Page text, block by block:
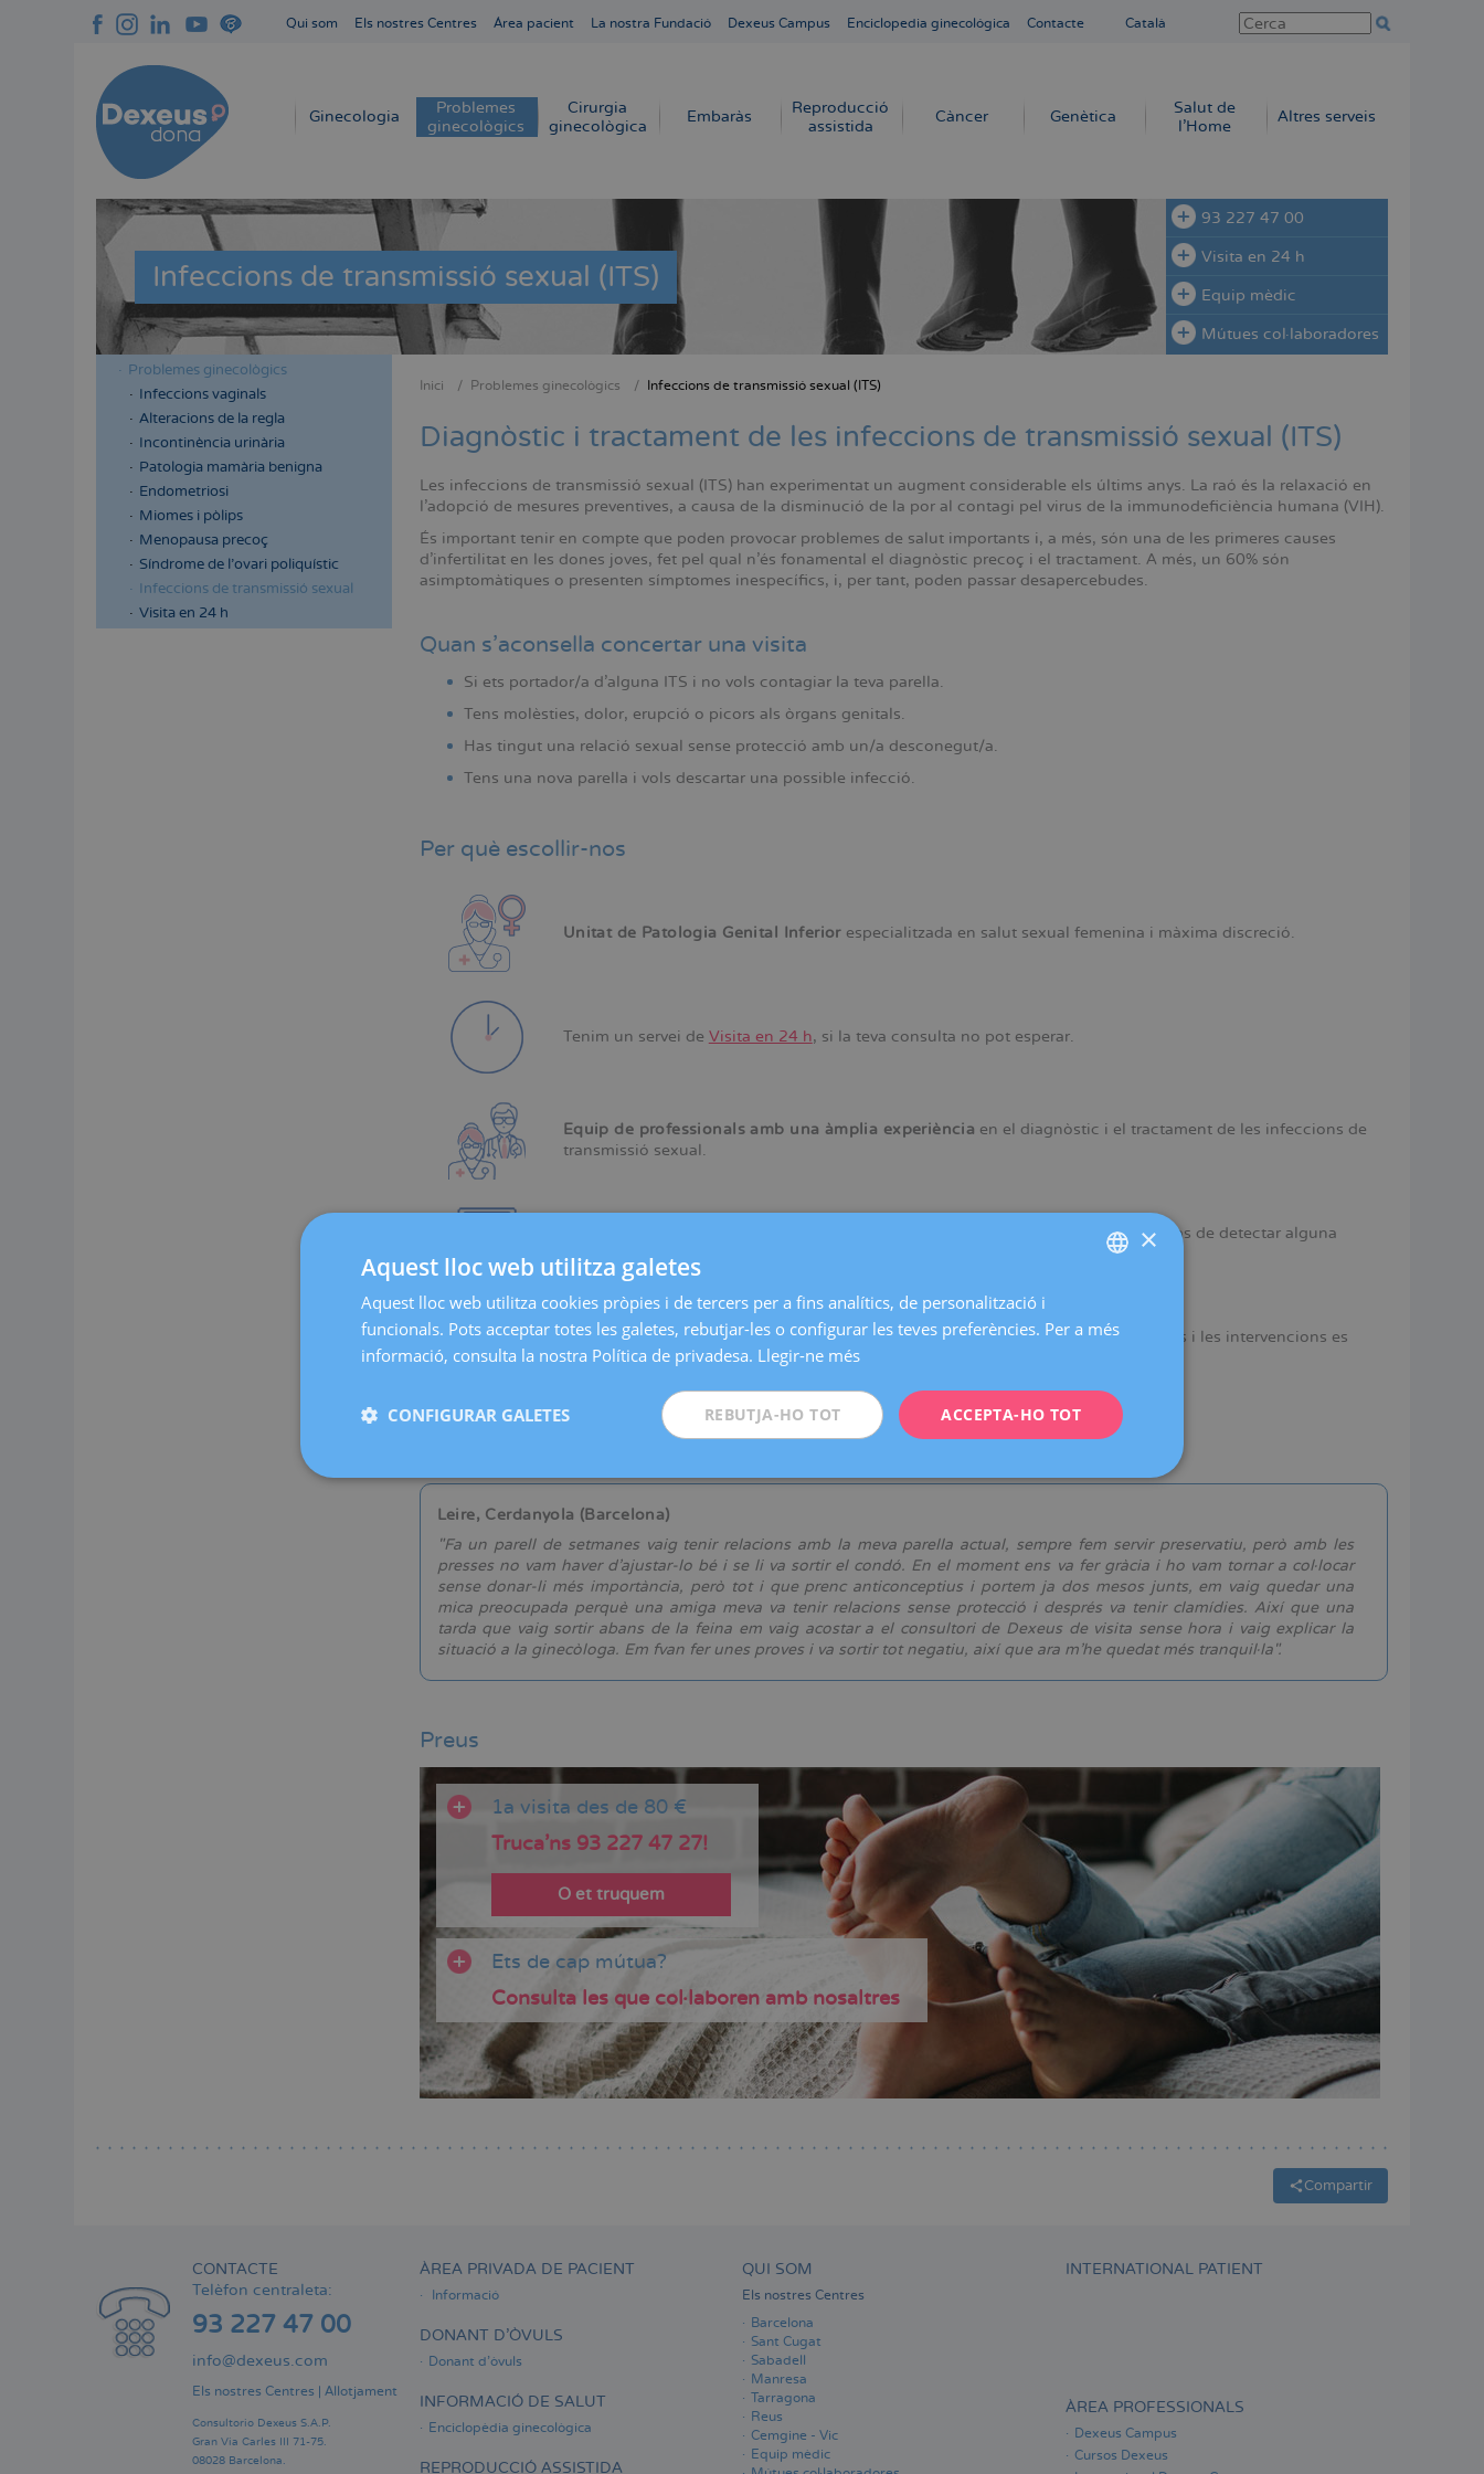
Qui som Els nostres Centres Área pacient La nostra Fundació Dexeus Campus Enciclopedia ginecológica Contacte Català
Navegación
Ginecologia
Problemes
ginecològics
Cirurgia
ginecològica
Embaràs
Reproducció
assistida
Càncer Genètica
Salut de
l'Home
Altres serveis
Infeccions de transmissió sexual (ITS)
93 227 47 00
Visita en 24 h
Equip mèdic
Mútues col·laboradores
Menú
lateral
cabecera
Menú
lateral
principal
Problemes ginecològics
Infeccions vaginals
Alteracions de la regla
Incontinència urinària
Patologia mamària benigna
Endometriosi
Miomes i pòlips
Menopausa precoç
Síndrome de l'ovari poliquístic
Infeccions de transmissió sexual
Visita en 24 h
d'Ariadna
Inici Problemes ginecològics Infeccions de transmissió sexual (ITS)
Diagnòstic i tractament de les infeccions de transmissió sexual (ITS)
Les infeccions de transmissió sexual (ITS) han experimentat un augment considerable els últims anys. La raó és la relaxació en
l'adopció de mesures preventives, a causa de la disminució de la por al contagi pel virus de la immunodeficiència humana (VIH).
És important tenir en compte que poden provocar problemes de salut importants i, a més, són una de les primeres causes
d'infertilitat en les dones joves, fet pel qual n'és fonamental el diagnòstic precoç i el tractament. A més, un 60% són
asimptomàtiques o presenten símptomes inespecífics, i, per tant, poden passar desapercebudes.
Quan s'aconsella concertar una visita
Si ets portador/a d'alguna ITS i no vols contagiar la teva parella.
Tens molèsties, dolor, erupció o picors als òrgans genitals.
Has tingut una relació sexual sense protecció amb un/a desconegut/a.
Tens una nova parella i vols descartar una possible infecció.
Per què escollir-nos
Unitat de Patologia Genital Inferiorespecialitzada en salut sexual femenina i màxima discreció.
Tenim un servei de Visita en 24 h, si la teva consulta no pot esperar.
Equip de professionals amb una àmplia experiència en el diagnòstic i el tractament de les infeccions de
transmissió sexual.
ens permeten reaccionar amb rapidesa en cas de detectar alguna
patologia.
Atenció mèdica en circuit integrat: els diagnòstics, els tractaments, les consultes i les intervencions es
fan a les mateixes instal·lacions i de manera centralitzada.
Leire, Cerdanyola (Barcelona)
"Fa un parell de setmanes vaig tenir relacions amb la meva parella actual, sempre fem servir preservatiu, però amb les
presses no vam haver d'ajustar-lo bé i se li va sortir el condó. En el moment ens va fer gràcia i ho vam tornar a col·locar
sense donar-li més importància, però tot i que prenc anticonceptius i portem ja dos mesos junts, em vaig quedar una
mica preocupada perquè una amiga meva va tenir relacions sense protecció i després va tenir clamídies. Així que una
tarda que vaig sortir abans de la feina em vaig acostar a el consultori de Dexeus de visita sense hora i vaig explicar la
situació a la ginecòloga. Em fvan fer unes proves i va sortir tot negatiu, així que ara m'he quedat més tranquil·la".
Preus
1a visita des de 80 €
Truca'ns 93 227 47 27!
O et truquem
Ets de cap mútua?
Consulta les que col·laboren amb nosaltres
Compartir
CONTACTE
Telèfon centraleta:
93 227 47 00
info@dexeus.com
Els nostres Centres Allotjament
Consultorio Dexeus S.A.P.
Gran Via Carles III 71-75.
08028 Barcelona.
ÀREA PRIVADA DE PACIENT
Informació
DONANT D'ÒVULS
Donant d'òvuls
INFORMACIÓ DE SALUT
Enciclopèdia ginecològica
REPRODUCCIÓ ASSISTIDA
QUI SOM
Els nostres Centres
Barcelona
Sant Cugat
Sabadell
Manresa
Tarragona
Reus
Cemgine - Vic
Equip mèdic
INTERNATIONAL PATIENT
ÀREA PROFESSIONALS
Dexeus Campus
Cursos Dexeus
CATALÀ
FRENCH
ITALIANO
×
Aquest lloc web utilitza galetes
Aquest lloc web utilitza cookies pròpies i de tercers per a fins analítics, de personalització i
funcionals. Pots acceptar totes les galetes, rebutjar-les o configurar les teves preferències. Per a més
informació, consulta la nostra Política de privadesa. Llegir-ne més
ACCEPTA-HO TOT
REBUTJA-HO TOT
CONFIGURAR GALETES